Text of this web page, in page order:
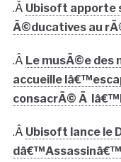
.Â Ubisoft apporte
Ã©ducatives au
.Â Le musÃ©e des
accueille
consacrÃ© Ã
.Â Ubisoft lance le